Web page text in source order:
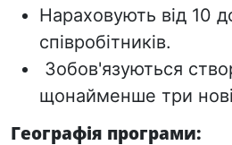
Нараховують від 10
співробітників.
Зобов'язуються
щонайменше три
Географія програми: